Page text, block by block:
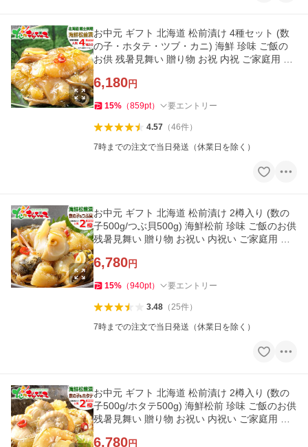
お中元 ギフト 北海道 松前漬け 4種セット (数
の子・ホタテ・ツブ・カニ) 海鮮 珍味 ご飯の
お供 残暑見舞い 贈り物 お祝 内祝 ご家庭用 グ
6,180円
15% （859pt） 要エントリー
4.57（46件）
7時までの注文で当日発送（休業日を除く）
お中元 ギフト 北海道 松前漬け 2樽入り (数の
子500g/つぶ貝500g) 海鮮松前 珍味 ご飯のお供
残暑見舞い 贈り物 お祝い 内祝い ご家庭用 グ
6,780円
15% （940pt） 要エントリー
3.48（25件）
7時までの注文で当日発送（休業日を除く）
お中元 ギフト 北海道 松前漬け 2樽入り (数の
子500g/ホタテ500g) 海鮮松前 珍味 ご飯のお供
残暑見舞い 贈り物 お祝い 内祝い ご家庭用 グ
6,780円